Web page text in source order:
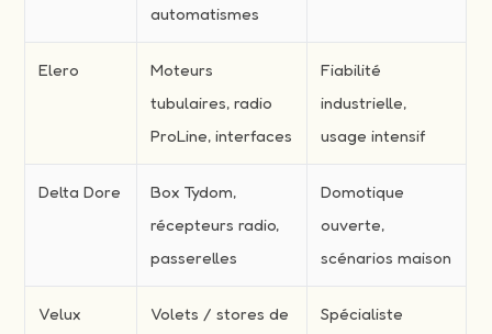
automatismes
Elero
Moteurs
tubulaires, radio
ProLine, interfaces
Fiabilité
industrielle,
usage intensif
Delta Dore
Box Tydom,
récepteurs radio,
passerelles
Domotique
ouverte,
scénarios maison
Velux
Volets / stores de
Spécialiste